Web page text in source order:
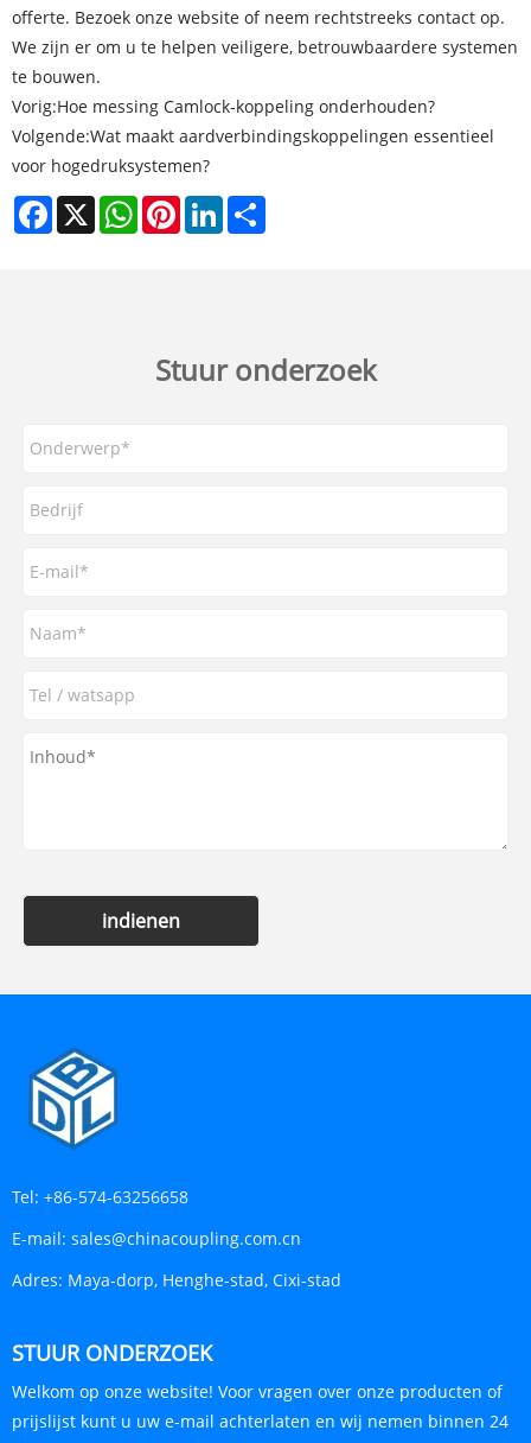
offerte. Bezoek onze website of neem rechtstreeks contact op.
We zijn er om u te helpen veiligere, betrouwbaardere systemen
te bouwen.
Vorig:Hoe messing Camlock-koppeling onderhouden?
Volgende:Wat maakt aardverbindingskoppelingen essentieel
voor hogedruksystemen?
Facebook
X WhatsAppPinterestLinkedIn
Stuur onderzoek
indienen
Tel: +86-574-63256658
E-mail: sales@chinacoupling.com.cn
Adres: Maya-dorp, Henghe-stad, Cixi-stad
STUUR ONDERZOEK
Welkom op onze website! Voor vragen over onze producten of
prijslijst kunt u uw e-mail achterlaten en wij nemen binnen 24